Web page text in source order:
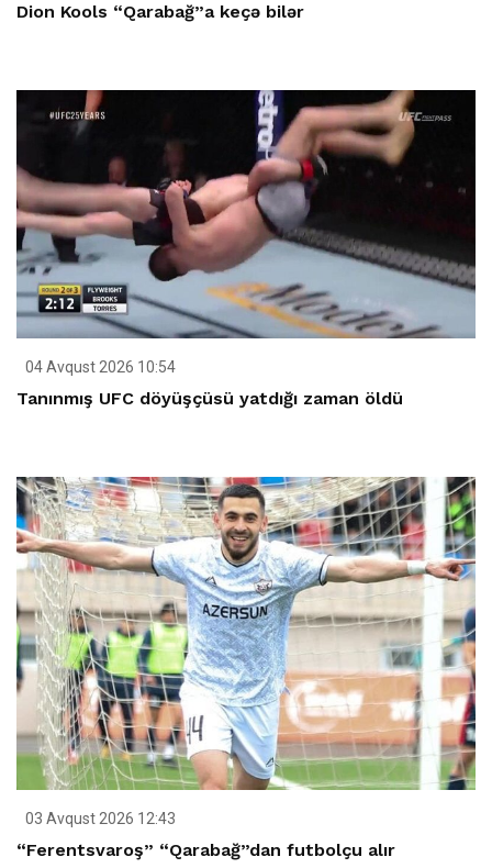
Dion Kools “Qarabağ”a keçə bilər
04 Avqust 2026 10:54
Tanınmış UFC döyüşçüsü yatdığı zaman öldü
03 Avqust 2026 12:43
“Ferentsvaroş” “Qarabağ”dan futbolçu alır